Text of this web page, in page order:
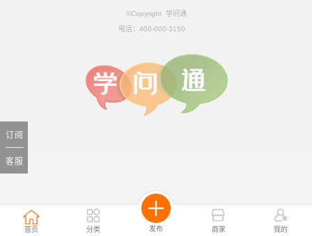
首页 分类 发布 商家 我的
订阅
客服
©Copyright 学问通
电话： 400-000-3150